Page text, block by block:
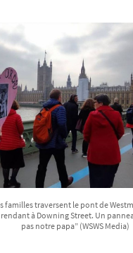
familles traversent le pont de
rendant à Downing Street. Un
pas notre papa” (WSWS Media)